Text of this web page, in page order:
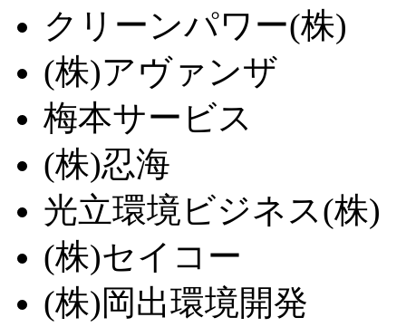
クリーンパワー(株)
(株)アヴァンザ
梅本サービス
(株)忍海
光立環境ビジネス(株)
(株)セイコー
(株)岡出環境開発